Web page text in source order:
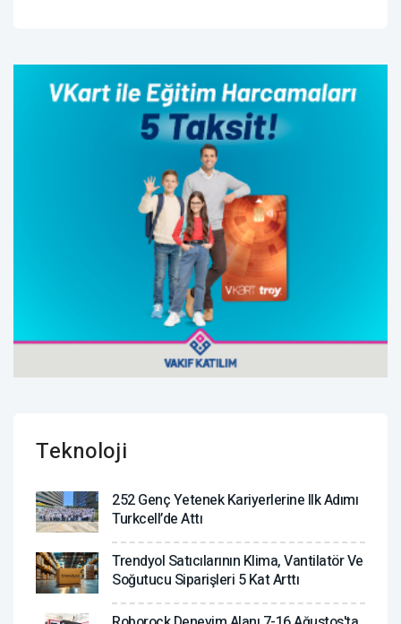
Teknoloji
252 Genç Yetenek Kariyerlerine Ilk Adımı
Turkcell’de Attı
Trendyol Satıcılarının Klima, Vantilatör ‎ve
Soğutucu Siparişleri 5 Kat Arttı